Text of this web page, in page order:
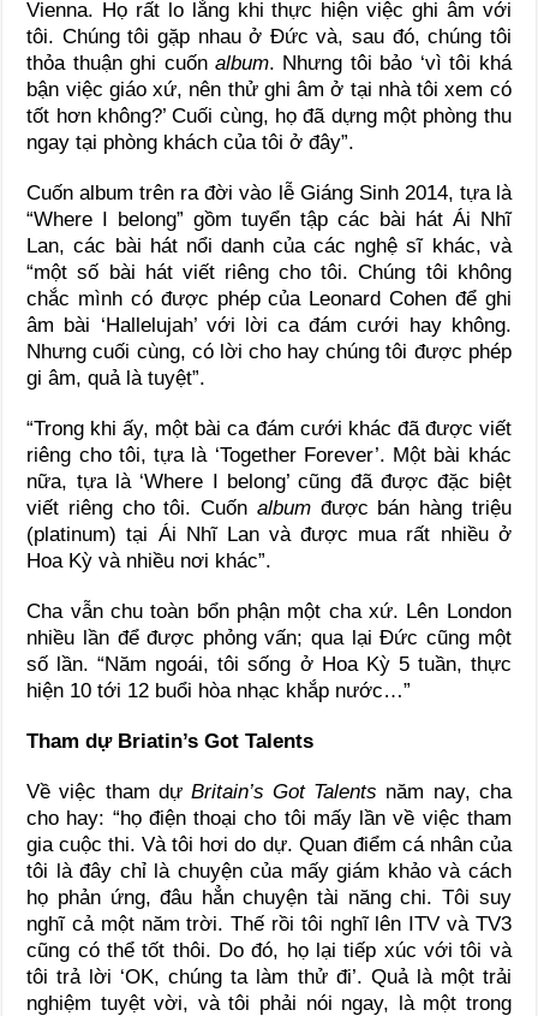
Vienna. Họ rất lo lắng khi thực hiện việc ghi âm với
tôi. Chúng tôi gặp nhau ở Đức và, sau đó, chúng tôi
thỏa thuận ghi cuốnalbum. Nhưng tôi bảo ‘vì tôi khá
bận việc giáo xứ, nên thử ghi âm ở tại nhà tôi xem có
tốt hơn không?’ Cuối cùng, họ đã dựng một phòng thu
ngay tại phòng khách của tôi ở đây”.
Cuốn album trên ra đời vào lễ Giáng Sinh 2014, tựa là
“Where I belong” gồm tuyển tập các bài hát Ái Nhĩ
Lan, các bài hát nổi danh của các nghệ sĩ khác, và
“một số bài hát viết riêng cho tôi. Chúng tôi không
chắc mình có được phép của Leonard Cohen để ghi
âm bài ‘Hallelujah’ với lời ca đám cưới hay không.
Nhưng cuối cùng, có lời cho hay chúng tôi được phép
gi âm, quả là tuyệt”.
“Trong khi ấy, một bài ca đám cưới khác đã được viết
riêng cho tôi, tựa là ‘Together Forever’. Một bài khác
nữa, tựa là ‘Where I belong’ cũng đã được đặc biệt
viết riêng cho tôi. Cuốn albumđược bán hàng triệu
(platinum) tại Ái Nhĩ Lan và được mua rất nhiều ở
Hoa Kỳ và nhiều nơi khác”.
Cha vẫn chu toàn bổn phận một cha xứ. Lên London
nhiều lần để được phỏng vấn; qua lại Đức cũng một
số lần. “Năm ngoái, tôi sống ở Hoa Kỳ 5 tuần, thực
hiện 10 tới 12 buổi hòa nhạc khắp nước…”
Tham dự Briatin’s Got Talents
Về việc tham dự Britain’s Got Talents năm nay, cha
cho hay: “họ điện thoại cho tôi mấy lần về việc tham
gia cuộc thi. Và tôi hơi do dự. Quan điểm cá nhân của
tôi là đây chỉ là chuyện của mấy giám khảo và cách
họ phản ứng, đâu hẳn chuyện tài năng chi. Tôi suy
nghĩ cả một năm trời. Thế rồi tôi nghĩ lên ITV và TV3
cũng có thể tốt thôi. Do đó, họ lại tiếp xúc với tôi và
tôi trả lời ‘OK, chúng ta làm thử đi’. Quả là một trải
nghiệm tuyệt vời, và tôi phải nói ngay, là một trong